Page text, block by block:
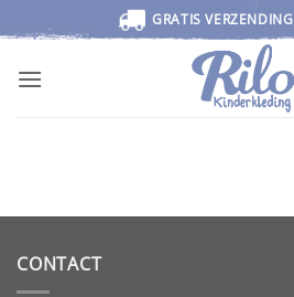
naar
inhoud
GRATIS VERZENDING
CONTACT